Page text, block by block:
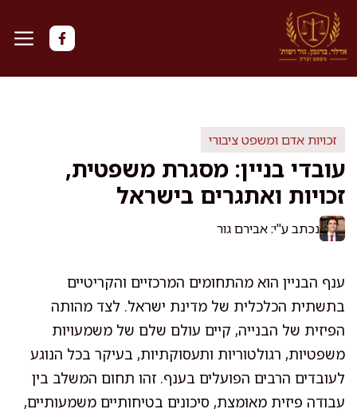
לדלג
לתוכן
זכויות אדם ומשפט ציבורי
עובדי בניין: מסגרת משפטית,
זכויות ואתגרים בישראל
נכתב ע"י: אבירם גור
ענף הבניין הוא מהתחומים המרכזיים והקריטיים
בתשתית הכלכלית של מדינת ישראל. לצד מהותה
הפיזית של הבנייה, קיים עולם שלם של משמעויות
משפטיות, רגולטוריות ותעסוקתיות, בעיקר בכל הנוגע
לעובדים הרבים הפועלים בענף. זהו תחום המשלב בין
עבודה פיזית מאומצת, סיכונים בטיחותיים משמעותיים,